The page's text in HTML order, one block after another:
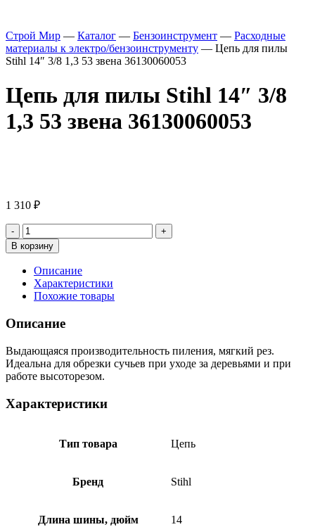
Строй Мир — Каталог — Бензоинструмент — Расходные
материалы к электро/бензоинструменту — Цепь для пилы
Stihl 14″ 3/8 1,3 53 звена 36130060053
Цепь для пилы Stihl 14″ 3/8
1,3 53 звена 36130060053
1 310 ₽
В корзину
Описание
Характеристики
Похожие товары
Описание
Выдающаяся производительность пиления, мягкий рез.
Идеальна для обрезки сучьев при уходе за деревьями и при
работе высоторезом.
Характеристики
Тип товара Цепь
Бренд Stihl
Длина шины, дюйм 14